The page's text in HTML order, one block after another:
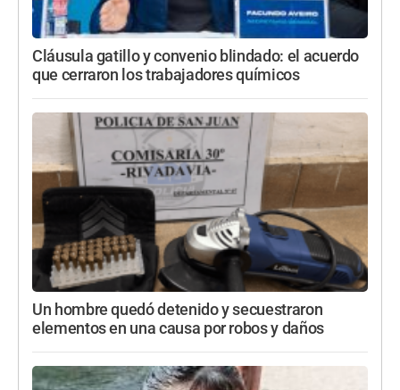
Cláusula gatillo y convenio blindado: el acuerdo
que cerraron los trabajadores químicos
Un hombre quedó detenido y secuestraron
elementos en una causa por robos y daños